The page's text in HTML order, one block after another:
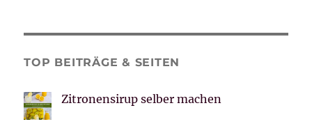
TOP BEITRÄGE & SEITEN
Zitronensirup selber machen